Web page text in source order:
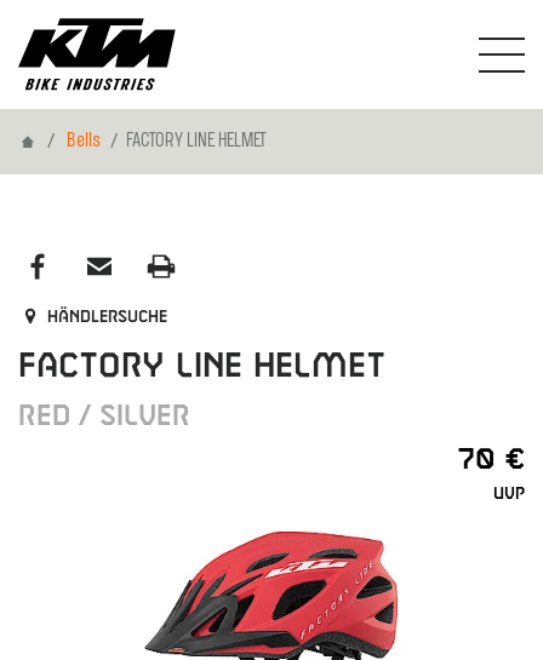
HomeBells FACTORY LINE HELMET
Händlersuche
FACTORY LINE HELMET
RED / SILVER
70 €
UVP